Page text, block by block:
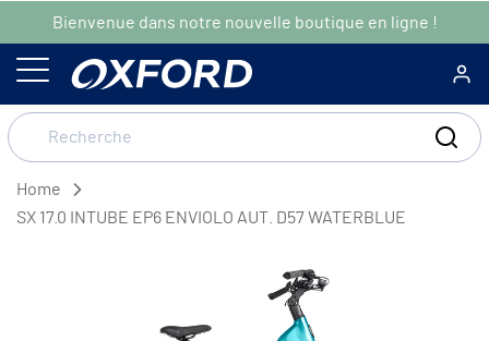
Bienvenue dans notre nouvelle boutique en ligne !
Home
SX 17.0 INTUBE EP6 ENVIOLO AUT. D57 WATERBLUE